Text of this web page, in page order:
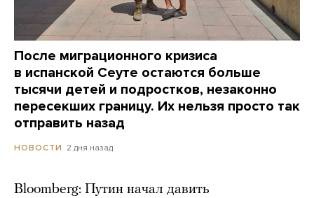
После миграционного кризиса
в испанской Сеуте остаются больше
тысячи детей и подростков, незаконно
пересекших границу. Их нельзя просто так
отправить назад
НОВОСТИ 2 дня назад
Bloomberg: Путин начал давить